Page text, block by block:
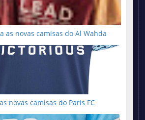
as novas camisas do Al Wahda
novas camisas do Paris FC